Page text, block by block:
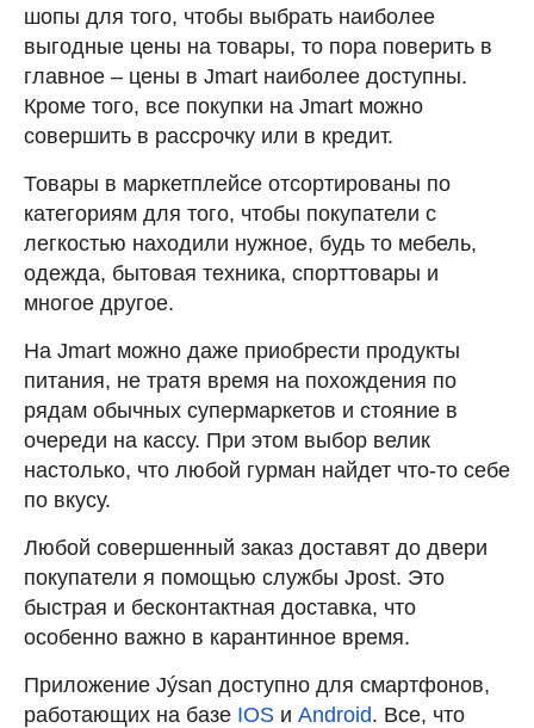
шопы для того, чтобы выбрать наиболее
выгодные цены на товары, то пора поверить в
главное – цены в Jmart наиболее доступны.
Кроме того, все покупки на Jmart можно
совершить в рассрочку или в кредит.
Товары в маркетплейсе отсортированы по
категориям для того, чтобы покупатели с
легкостью находили нужное, будь то мебель,
одежда, бытовая техника, спорттовары и
многое другое.
На Jmart можно даже приобрести продукты
питания, не тратя время на похождения по
рядам обычных супермаркетов и стояние в
очереди на кассу. При этом выбор велик
настолько, что любой гурман найдет что-то себе
по вкусу.
Любой совершенный заказ доставят до двери
покупатели я помощью службы Jpost. Это
быстрая и бесконтактная доставка, что
особенно важно в карантинное время.
Приложение Jýsan доступно для смартфонов,
работающих на базе IOS и Android. Все, что